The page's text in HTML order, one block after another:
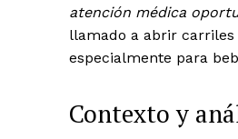
atención médica
llamado a abrir
especialmente para
Contexto y